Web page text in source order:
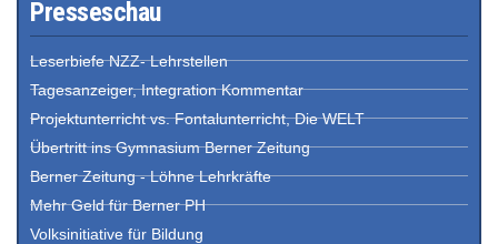
Presseschau
Leserbiefe NZZ- Lehrstellen
Tagesanzeiger, Integration Kommentar
Projektunterricht vs. Fontalunterricht, Die WELT
Übertritt ins Gymnasium Berner Zeitung
Berner Zeitung - Löhne Lehrkräfte
Mehr Geld für Berner PH
Volksinitiative für Bildung